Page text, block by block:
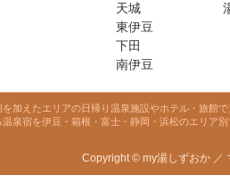
天城
東伊豆
下田
南伊豆
加えたエリアの日帰り温泉施設やホテル・旅館
温泉宿を伊豆・箱根・富士・静岡・浜松のエリア
Copyright © my湯しずおか ／